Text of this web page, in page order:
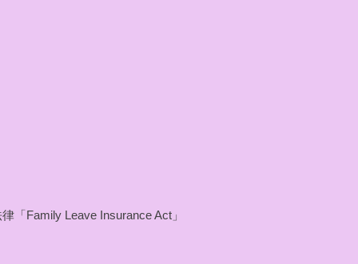
「Family Leave Insurance Act」